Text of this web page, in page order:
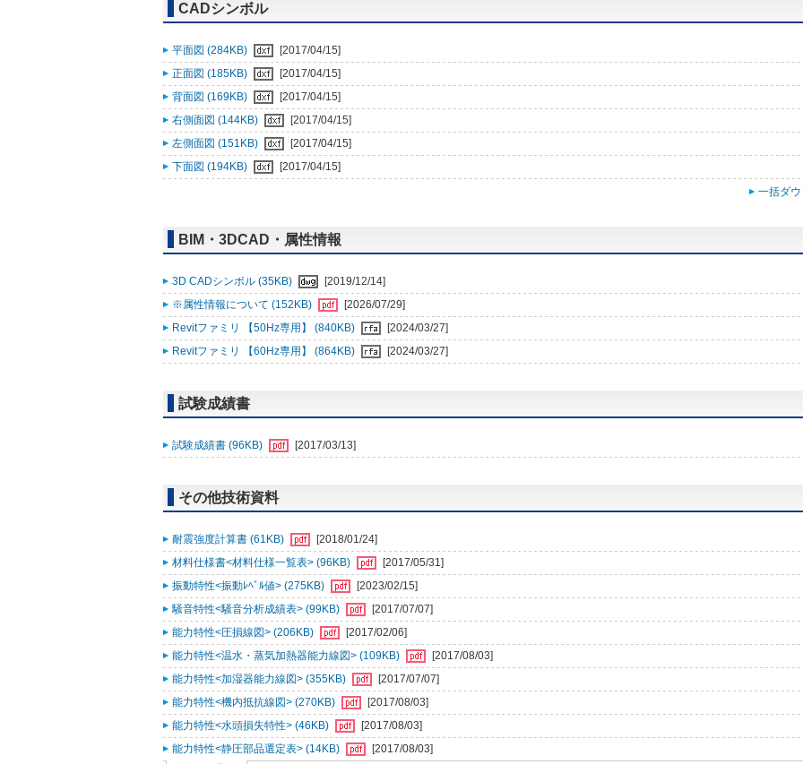
CADシンボル
平面図 (284KB)
[2017/04/15]
正面図 (185KB)
[2017/04/15]
背面図 (169KB)
[2017/04/15]
右側面図 (144KB)
[2017/04/15]
左側面図 (151KB)
[2017/04/15]
下面図 (194KB)
[2017/04/15]
一括ダ
BIM・3DCAD・属性情報
3D CADシンボル (35KB)
[2019/12/14]
※属性情報について (152KB)
[2026/07/29]
Revitファミリ 【50Hz専用】 (840KB)
[2024/03/27]
Revitファミリ 【60Hz専用】 (864KB)
[2024/03/27]
試験成績書
試験成績書 (96KB) [2017/03/13]
その他技術資料
耐震強度計算書 (61KB)
[2018/01/24]
材料仕様書<材料仕様一覧表> (96KB)
[2017/05/31]
振動特性<振動ﾚﾍﾞﾙ値> (275KB)
[2023/02/15]
騒音特性<騒音分析成績表> (99KB)
[2017/07/07]
能力特性<圧損線図> (206KB)
[2017/02/06]
能力特性<温水・蒸気加熱器能力線図> (109KB)
[2017/08/03]
能力特性<加湿器能力線図> (355KB)
[2017/07/07]
能力特性<機内抵抗線図> (270KB)
[2017/08/03]
能力特性<水頭損失特性> (46KB)
[2017/08/03]
能力特性<静圧部品選定表> (14KB)
[2017/08/03]